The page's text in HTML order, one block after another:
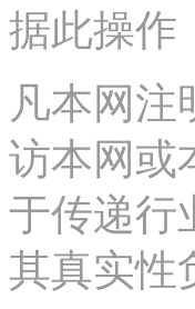
据此操作
凡本网注
访本网或
于传递行
其真实性